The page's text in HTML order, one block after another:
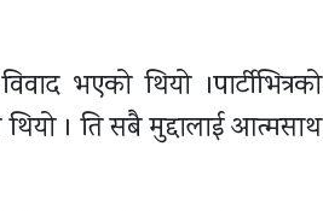
भएको थियो ।पार्टीभित्रको
थियो । ति सबै मुद्दालाई आत्मसाथ